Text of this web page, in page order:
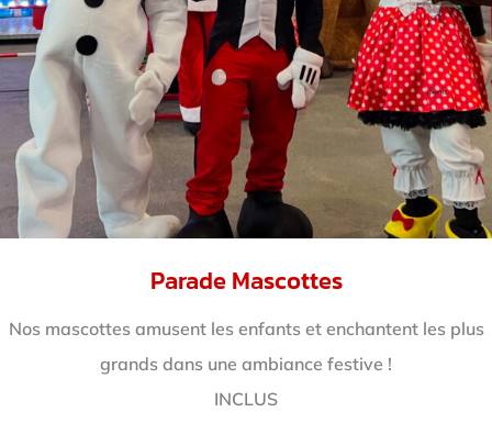
Parade Mascottes
Nos mascottes amusent les enfants et enchantent les plus
grands dans une ambiance festive !
INCLUS